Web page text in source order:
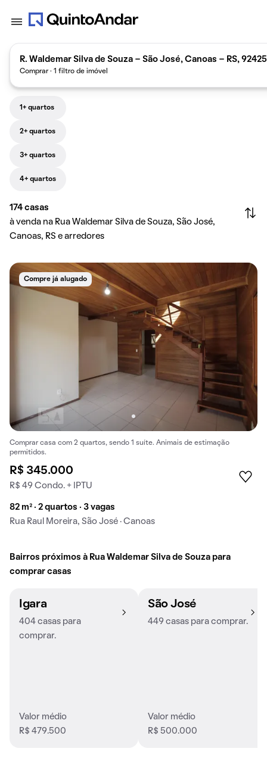
R. Waldemar Silva de Souza - São José, Canoas - RS,
Comprar · 1 filtro de imóvel
1+ quartos
2+ quartos
3+ quartos
4+ quartos
174 casas
à venda na Rua Waldemar Silva de Souza, São José,
Canoas, RS e arredores
Compre já alugado
Comprar casa com 2 quartos, sendo 1 suíte. Animais de estimação
permitidos.
R$ 345.000
R$ 49 Condo. + IPTU
82 m² · 2 quartos · 3 vagas
Rua Raul Moreira, São José · Canoas
Bairros próximos à Rua Waldemar Silva de Souza para
comprar casas
Igara
404 casas para
comprar.
Valor médio
R$ 479.500
São José
449 casas para comprar.
Valor médio
R$ 500.000